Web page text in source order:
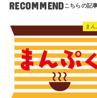
RECOMMEND
まん